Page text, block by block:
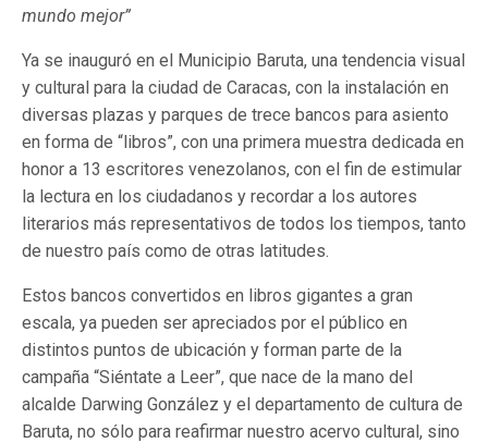
mundo mejor”
Ya se inauguró en el Municipio Baruta, una tendencia visual
y cultural para la ciudad de Caracas, con la instalación en
diversas plazas y parques de trece bancos para asiento
en forma de “libros”, con una primera muestra dedicada en
honor a 13 escritores venezolanos, con el fin de estimular
la lectura en los ciudadanos y recordar a los autores
literarios más representativos de todos los tiempos, tanto
de nuestro país como de otras latitudes.
Estos bancos convertidos en libros gigantes a gran
escala, ya pueden ser apreciados por el público en
distintos puntos de ubicación y forman parte de la
campaña “Siéntate a Leer”, que nace de la mano del
alcalde Darwing González y el departamento de cultura de
Baruta, no sólo para reafirmar nuestro acervo cultural, sino